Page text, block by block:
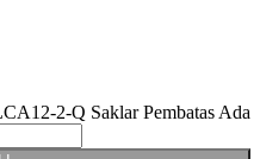
2-Q Saklar Pembatas Ada